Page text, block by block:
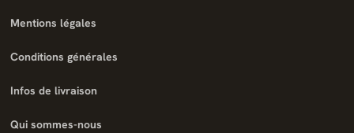
Mentions légales
Conditions générales
Infos de livraison
Qui sommes-nous